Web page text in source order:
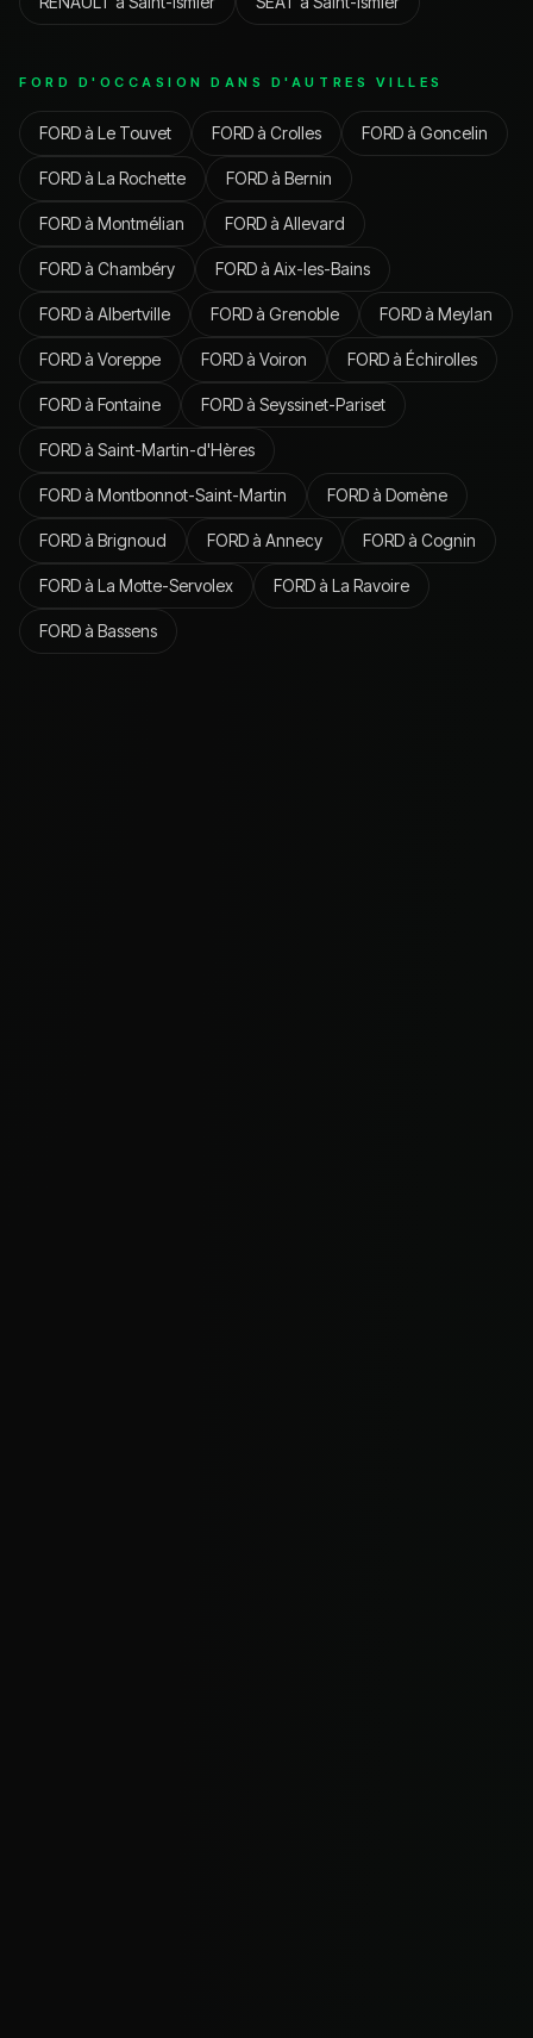
FORD D'OCCASION DANS D'AUTRES VILLES
FORDà Le Touvet FORDà Crolles FORDà Goncelin
FORDà La Rochette FORDà Bernin
FORDà Montmélian FORDà Allevard
FORDà Chambéry FORDà Aix-les-Bains
FORDà Albertville FORDà Grenoble FORDà Meylan
FORDà Voreppe FORDà Voiron FORDà Échirolles
FORDà Fontaine FORDà Seyssinet-Pariset
FORDà Saint-Martin-d'Hères
FORDà Montbonnot-Saint-Martin FORDà Domène
FORDà Brignoud FORDà Annecy FORDà Cognin
FORDà La Motte-Servolex FORDà La Ravoire
FORDà Bassens